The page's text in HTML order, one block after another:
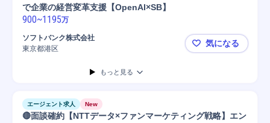
で企業の経営変革支援【OpenAI×SB】
900~1195万
ソフトバンク株式会社
東京都港区
🔶面談確約
気になる
もっと見る
エージェント求人 New
🔴面談確約【NTTデータ×ファンマーケティング戦略】エン